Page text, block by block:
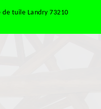
de tuile Landry 73210